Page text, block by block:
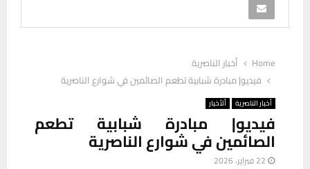
Home
أخبار الناصرية
فيديو| مبادرة شبابية تطعم الصائمين في شوارع الناصرية
أخبار الناصرية ألأخبار
فيديو| مبادرة شبابية تطعم
الصائمين في شوارع الناصرية
22 فبراير، 2026